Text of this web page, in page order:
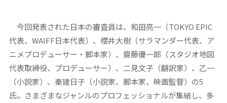
今回発表された日本の審査員は、和田亮一（TOKYO EPIC
代表、WAIFF日本代表）、櫻井大樹（サラマンダー代表、ア
ニメプロデューサー・脚本家）、齋藤優一郎（スタジオ地図
代表取締役、プロデューサー）、二見文子（翻訳家）、乙一
（小説家）、秦建日子（小説家、脚本家、映画監督）の5
氏。さまざまなジャンルのプロフェッショナルが集結し、多